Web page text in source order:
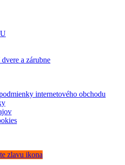
a zárubne
internetového obchodu